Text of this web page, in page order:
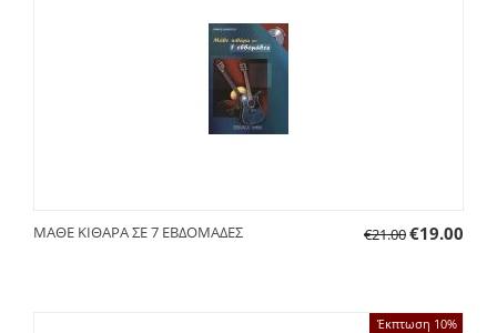
ΜΑΘΕ ΚΙΘΑΡΑ ΣΕ 7 ΕΒΔΟΜΑΔΕΣ €21.00€19.00
Έκπτωση 10%